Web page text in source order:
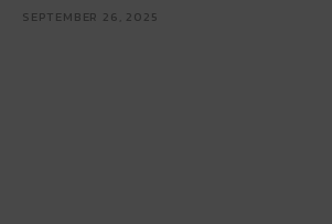
SEPTEMBER 26, 2025